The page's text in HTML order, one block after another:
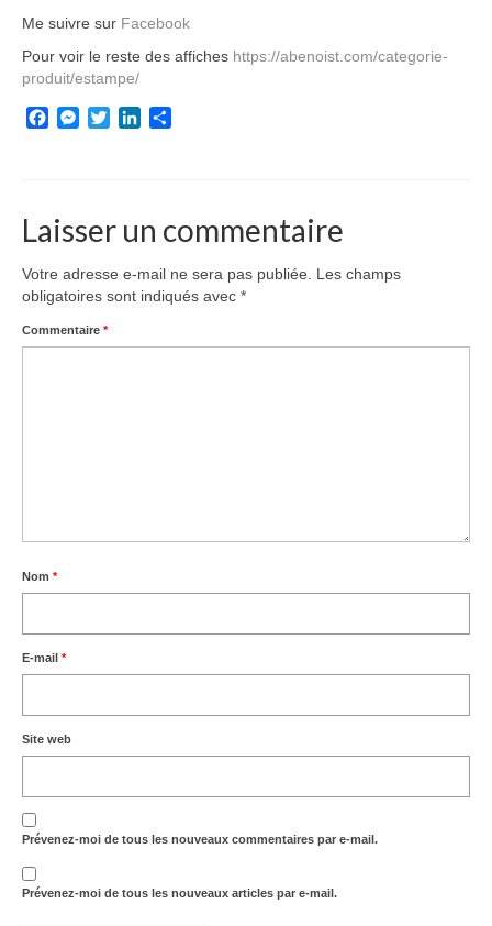
Me suivre sur Facebook
Pour voir le reste des affiches https://abenoist.com/categorie-
produit/estampe/
Facebook
Messenger
TwitterLinkedIn
Laisser un commentaire
Votre adresse e-mail ne sera pas publiée.
Les champs
obligatoires sont indiqués avec *
Commentaire *
Nom *
E-mail *
Site web
Prévenez-moi de tous les nouveaux commentaires par e-mail.
Prévenez-moi de tous les nouveaux articles par e-mail.